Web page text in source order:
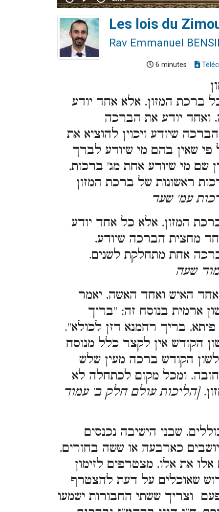
Les lois du
Rav Emmanuel
6 minutes
ברכת המזון, אלא אחד יודע
ואחד יודע את הברכה
שיודע ויכוין להוציא את
שאין בהם מי שיודע לברך
שם מי שיודע אחת מג' ברכות,
ראשונות של ברכת המזון
עמ' שעד
המזון, אלא כל אחד יודע
מחצית הברכה שיודע,
אחת מתחלקת לשנים.
שעה
האיש ואחד האשה, יאמר
ארמית בנוסח זה: ''בריך
בריך רחמנא דזן לכולא''.
הקודש אין לקצר כלל מנוסח
הקודש ברכה מעין שלש
חובה. ומכל מקום לכתחלה לא
. [הליכות עולם חלק ב' עמוד
שבני הישיבה נכנסים
כארבעה או ששה בחורים,
את אלו, מצטרפים לזימון
שאוכלים על דעת להצטרף
וצריך ששתי החבורות ישמעו